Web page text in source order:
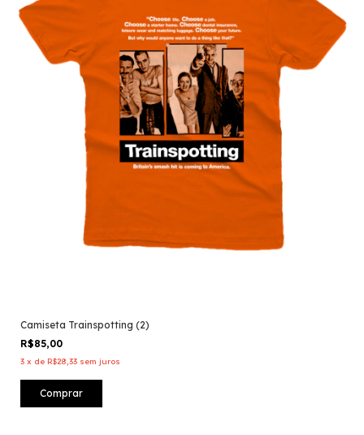
Camiseta Trainspotting (2)
R$85,00
3 x de R$28,33 sem juros
Comprar